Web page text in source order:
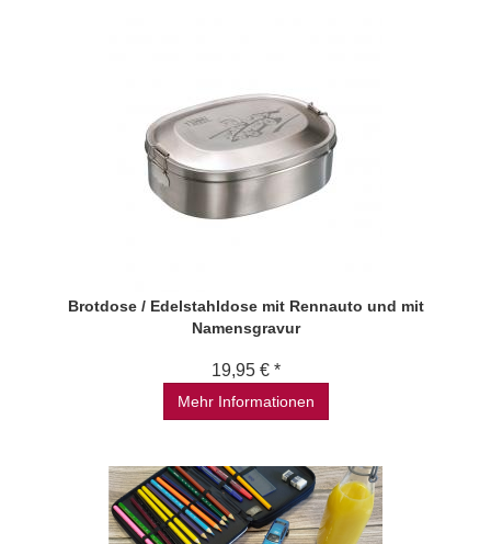
Brotdose / Edelstahldose mit Rennauto und mit
Namensgravur
19,95 € *
Mehr Informationen